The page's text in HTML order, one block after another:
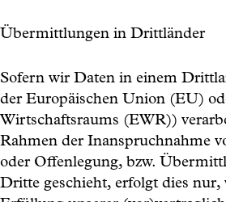
Übermittlungen in Drittländer
Sofern wir Daten in einem
der Europäischen Union (EU)
Wirtschaftsraums (EWR))
Rahmen der Inanspruchnahme
oder Offenlegung, bzw.
Dritte geschieht, erfolgt dies nur,